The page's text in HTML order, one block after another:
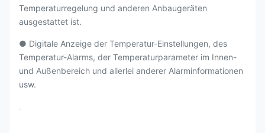
Temperaturregelung und anderen Anbaugeräten
ausgestattet ist.
● Digitale Anzeige der Temperatur-Einstellungen, des
Temperatur-Alarms, der Temperaturparameter im Innen-
und Außenbereich und allerlei anderer Alarminformationen
usw.